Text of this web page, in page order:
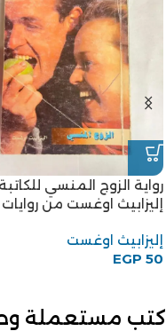
رواية الزوج المنسي للكاتبة
إليزابيث اوغست من روايات
إليزابيث اوغست
EGP 50
كتب مستعملة